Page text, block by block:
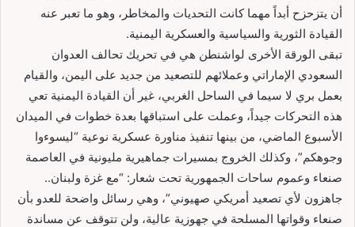
أن يتزحزح أبداً مهما كانت التحديات والمخاطر، وهو ما تعبر عنه
القيادة الثورية والسياسية والعسكرية اليمنية.
تبقى الورقة الأخرى لواشنطن هي في تحريك تحالف العدوان
السعودي الإماراتي وعملائهم للتصعيد من جديد على اليمن، والقيام
بعمل بري لا سيما في الساحل الغربي، غير أن القيادة اليمنية تعي
هذه التحركات جيداً، وعملت على استباقها بعدة خطوات في الميدان
الأسبوع الماضي، من بينها تنفيذ مناورة عسكرية نوعية “ليسوءوا
وجوهكم”، وكذلك الخروج بمسيرات جماهيرية مليونية في العاصمة
صنعاء وعموم ساحات الجمهورية تحت شعار: “مع غزة ولبنان..
جاهزون لأي تصعيد أمريكي صهيوني”، وهي رسائل واضحة للعدو بأن
صنعاء وقواتها المسلحة في جهوزية عالية، ولن تتوقف عن مساندة